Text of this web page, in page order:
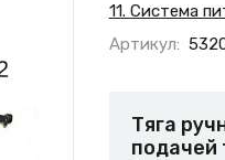
11. Система
Артикул:
Тяга
подачей